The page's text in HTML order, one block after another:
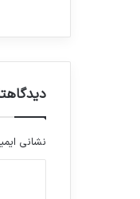
ه
د
ش
ی
نشانی